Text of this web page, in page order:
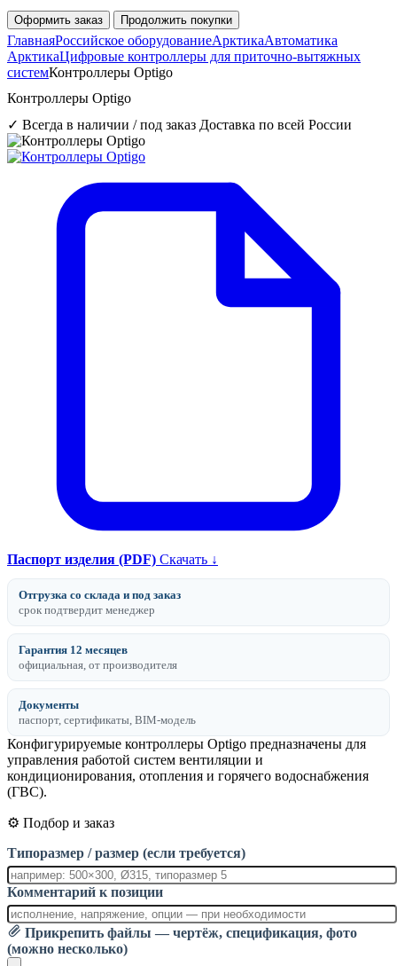
Оформить заказ Продолжить покупки
ГлавнаяРоссийское оборудованиеАрктикаАвтоматика
АрктикаЦифровые контроллеры для приточно-вытяжных
системКонтроллеры Optigo
Контроллеры Optigo
✓ Всегда в наличии / под заказ Доставка по всей России
Паспорт изделия (PDF) Скачать ↓
Отгрузка со склада и под заказ
срок подтвердит менеджер
Гарантия 12 месяцев
официальная, от производителя
Документы
паспорт, сертификаты, BIM-модель
Конфигурируемые контроллеры Optigo предназначены для
управления работой систем вентиляции и
кондиционирования, отопления и горячего водоснабжения
(ГВС).
⚙️ Подбор и заказ
Типоразмер / размер (если требуется)
Комментарий к позиции
Прикрепить файлы — чертёж, спецификация, фото
(можно несколько)